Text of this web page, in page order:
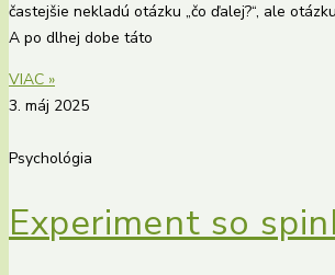
častejšie nekladú otázku „čo ďalej?“, ale
A po dlhej dobe táto
VIAC »
3. máj 2025
Psychológia
Experiment so